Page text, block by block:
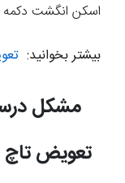
اسکن انگشت دکمه
بیشتر بخوانید:
مشکل
تعویض